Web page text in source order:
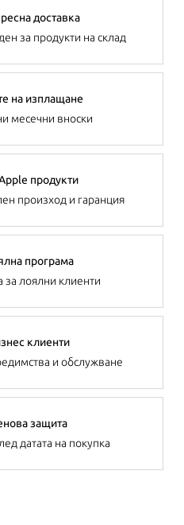
доставка
за продукти на склад
на изплащане
месечни вноски
продукти
произход и гаранция
програма
за лоялни клиенти
клиенти
и обслужване
защита
датата на покупка